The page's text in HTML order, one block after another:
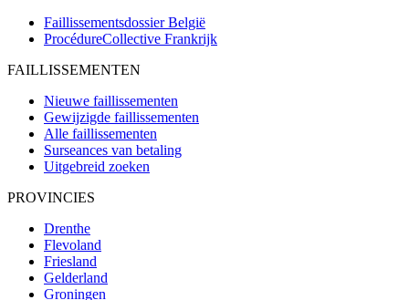
Faillissementsdossier België
ProcédureCollective Frankrijk
FAILLISSEMENTEN
Nieuwe faillissementen
Gewijzigde faillissementen
Alle faillissementen
Surseances van betaling
Uitgebreid zoeken
PROVINCIES
Drenthe
Flevoland
Friesland
Gelderland
Groningen